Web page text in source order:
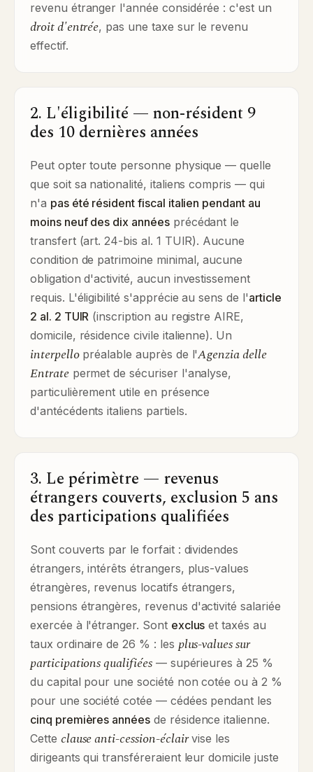
revenu étranger l'année considérée : c'est un
droit d'entrée, pas une taxe sur le revenu
effectif.
2. L'éligibilité — non-résident 9
des 10 dernières années
Peut opter toute personne physique — quelle
que soit sa nationalité, italiens compris — qui
n'a pas été résident fiscal italien pendant au
moins neuf des dix annéesprécédant le
transfert (art. 24-bis al. 1 TUIR). Aucune
condition de patrimoine minimal, aucune
obligation d'activité, aucun investissement
requis. L'éligibilité s'apprécie au sens de l'article
2 al. 2 TUIR (inscription au registre AIRE,
domicile, résidence civile italienne). Un
interpellopréalable auprès de l'Agenzia delle
Entratepermet de sécuriser l'analyse,
particulièrement utile en présence
d'antécédents italiens partiels.
3. Le périmètre — revenus
étrangers couverts, exclusion 5 ans
des participations qualifiées
Sont couverts par le forfait : dividendes
étrangers, intérêts étrangers, plus-values
étrangères, revenus locatifs étrangers,
pensions étrangères, revenus d'activité salariée
exercée à l'étranger. Sont exclus et taxés au
taux ordinaire de 26 % : les plus-values sur
participations qualifiées— supérieures à 25 %
du capital pour une société non cotée ou à 2 %
pour une société cotée — cédées pendant les
cinq premières années de résidence italienne.
Cette clause anti-cession-éclairvise les
dirigeants qui transféreraient leur domicile juste